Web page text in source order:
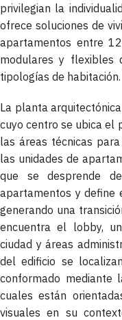
privilegian la
ofrece soluciones de
apartamentos entre
modulares y flexibles
tipologías de habitación.
La planta
cuyo centro se ubica el
las áreas técnicas
las unidades de
que se desprende
apartamentos y define
generando una
encuentra el lobby,
ciudad y áreas
del edificio se
conformado mediante
cuales están
visuales en su